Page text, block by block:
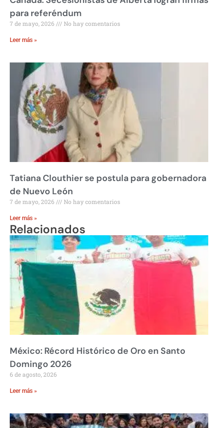
para referéndum
7 de mayo, 2026 No hay comentarios
Leer más »
Tatiana Clouthier se postula para gobernadora
de Nuevo León
7 de mayo, 2026 No hay comentarios
Leer más »
Relacionados
México: Récord Histórico de Oro en Santo
Domingo 2026
6 de agosto, 2026
Leer más »